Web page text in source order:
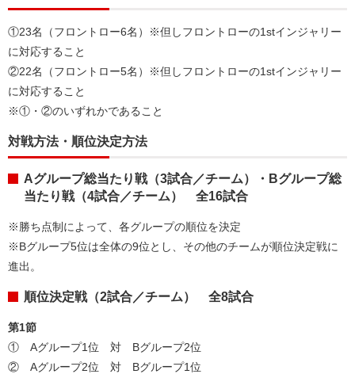
①23名（フロントロー6名）※但しフロントローの1stインジャリー
に対応すること
②22名（フロントロー5名）※但しフロントローの1stインジャリー
に対応すること
※①・②のいずれかであること
対戦方法・順位決定方法
Aグループ総当たり戦（3試合／チーム）・Bグループ総
当たり戦（4試合／チーム） 全16試合
※勝ち点制によって、各グループの順位を決定
※Bグループ5位は全体の9位とし、その他のチームが順位決定戦に
進出。
順位決定戦（2試合／チーム） 全8試合
第1節
① Aグループ1位 対 Bグループ2位
② Aグループ2位 対 Bグループ1位